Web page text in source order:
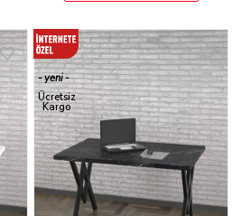
yeni
ürün
Ücretsiz
Kargo